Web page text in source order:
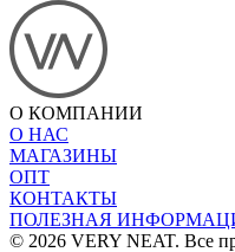
О КОМПАНИИ
О НАС
МАГАЗИНЫ
ОПТ
КОНТАКТЫ
ПОЛЕЗНАЯ
© 2026 VERY NEAT. Все